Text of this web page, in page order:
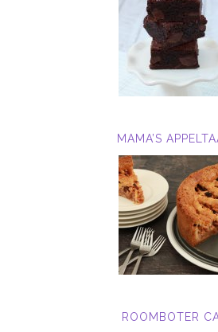
MAMA’S
ROOMBOTER